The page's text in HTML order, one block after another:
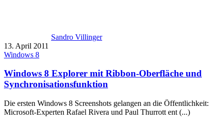
Sandro Villinger
13. April 2011
Windows 8
Windows 8 Explorer mit Ribbon-Oberfläche und
Synchronisationsfunktion
Die ersten Windows 8 Screenshots gelangen an die Öffentlichkeit:
Microsoft-Experten Rafael Rivera und Paul Thurrott ent (...)